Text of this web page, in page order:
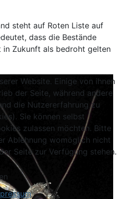
steht auf Roten Liste auf
dass die Bestände
in Zukunft als bedroht gelten
Website. Einige von ihnen
der Seite, während andere
die Nutzererfahrung zu
Sie können selbst
zulassen möchten. Bitte
Ablehnung womöglich nicht
Seite zur Verfügung stehen.